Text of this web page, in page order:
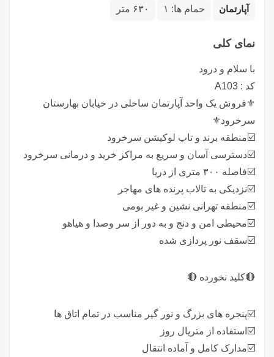
آپارتمان حمام ها: ۱ ۶۳۰ متر
نمای کلی
با سلام و درود
کد : A103
⚜️فروش یک واحد آپارتمان ساحلی در خیابان بهارستان
سرخرود⚜️
☑️منطقه برند و تاپ لوکیشن سرخرود
☑️دسترسی آسان و سریع به مراکز خرید و درمانی سرخرود
☑️فاصله ۳۰۰ متری از دریا
☑️نزدیکی به تالاب پرنده های مهاجر
☑️منطقه تهرانی نشین و غیر بومی
☑️محیطی امن و دنج و به دور از سر وصدا و هیاهو
☑️سقف نور پردازی شده
🔴کلید نخورده 🔴
☑️پنجره های بزرگ و نور گیر مناسب در تمام اتاق ها
☑️استفاده از متریال روز
☑️مدارک کامل و آماده انتقال